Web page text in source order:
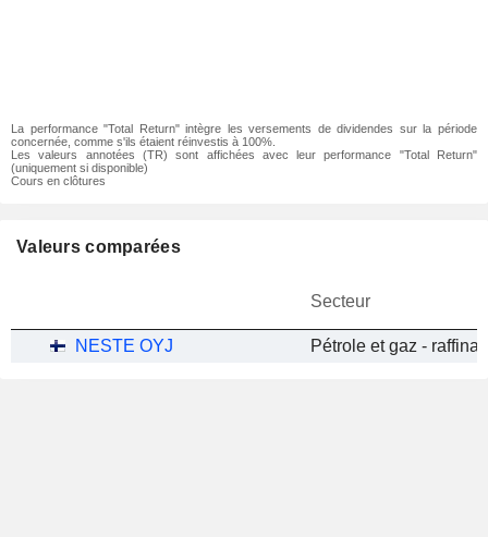
La performance "Total Return" intègre les versements de dividendes sur la période
concernée, comme s'ils étaient réinvestis à 100%.
Les valeurs annotées (TR) sont affichées avec leur performance "Total Return"
(uniquement si disponible)
Cours en clôtures
Valeurs comparées
Secteur
NESTE OYJ